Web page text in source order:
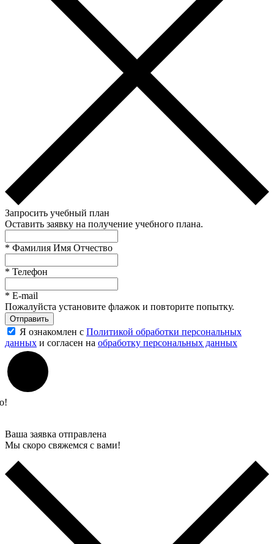
Запросить учебный план
Оставить заявку на получение учебного плана.
* Фамилия Имя Отчество
* Телефон
* E-mail
Пожалуйста установите флажок и повторите попытку.
Отправить
Я ознакомлен с Политикой обработки персональных
данных и согласен на обработку персональных данных
Ваша заявка отправлена
Мы скоро свяжемся с вами!